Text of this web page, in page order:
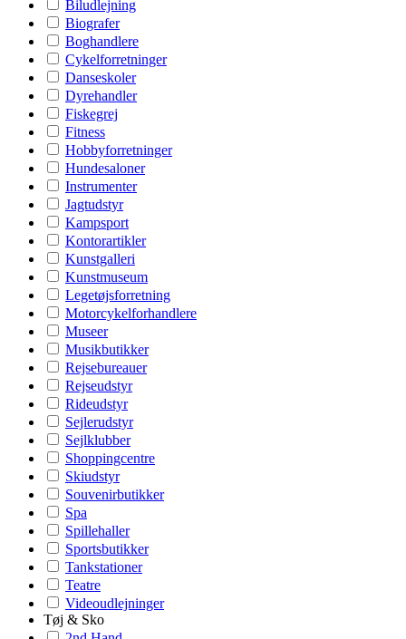
Biludlejning
Biografer
Boghandlere
Cykelforretninger
Danseskoler
Dyrehandler
Fiskegrej
Fitness
Hobbyforretninger
Hundesaloner
Instrumenter
Jagtudstyr
Kampsport
Kontorartikler
Kunstgalleri
Kunstmuseum
Legetøjsforretning
Motorcykelforhandlere
Museer
Musikbutikker
Rejsebureauer
Rejseudstyr
Rideudstyr
Sejlerudstyr
Sejlklubber
Shoppingcentre
Skiudstyr
Souvenirbutikker
Spa
Spillehaller
Sportsbutikker
Tankstationer
Teatre
Videoudlejninger
Tøj & Sko